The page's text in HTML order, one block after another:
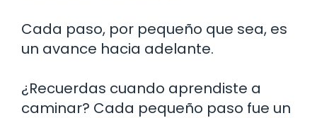
Cada paso, por pequeño que sea, es
un avance hacia adelante.
¿Recuerdas cuando aprendiste a
caminar? Cada pequeño paso fue un